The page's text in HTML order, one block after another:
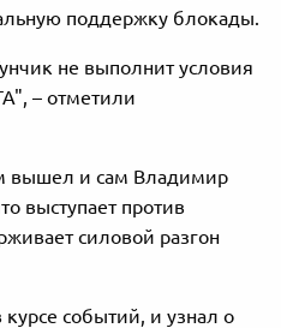
поддержку блокады.
не выполнит условия
– отметили
вышел и сам Владимир
выступает против
силовой разгон
событий, и узнал о